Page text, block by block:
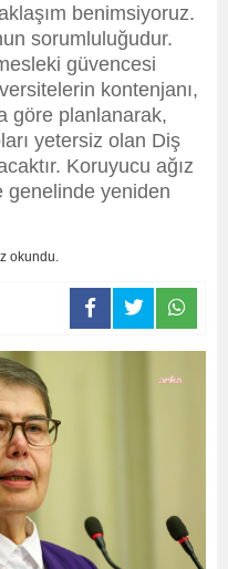
benimsiyoruz.
sorumluluğudur.
güvencesi
kontenjanı,
göre planlanarak,
yetersiz olan Diş
Koruyucu ağız
genelinde yeniden
okundu.